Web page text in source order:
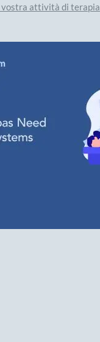
vostra attività di terapia